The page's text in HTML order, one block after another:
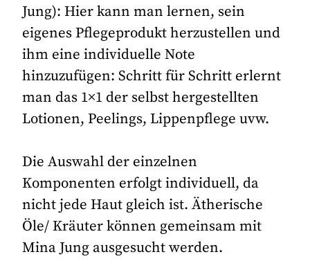
Jung): Hier kann man lernen, sein
eigenes Pflegeprodukt herzustellen und
ihm eine individuelle Note
hinzuzufügen: Schritt für Schritt erlernt
man das 1×1 der selbst hergestellten
Lotionen, Peelings, Lippenpflege uvw.
Die Auswahl der einzelnen
Komponenten erfolgt individuell, da
nicht jede Haut gleich ist. Ätherische
Öle/ Kräuter können gemeinsam mit
Mina Jung ausgesucht werden.